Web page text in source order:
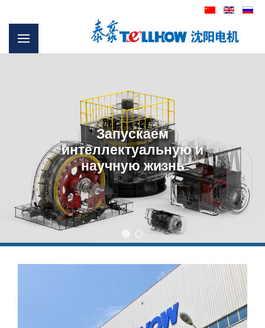
Национальные ценности TellHow
для глобальных пользователей
Подробнее